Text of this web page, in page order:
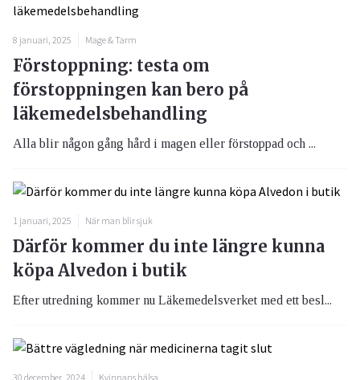
8 januari, 2025 Mage & Tarm
Förstoppning: testa om
förstoppningen kan bero på
läkemedelsbehandling
Alla blir någon gång hård i magen eller förstoppad och ...
1 januari, 2025 När man blir sjuk
Därför kommer du inte längre kunna
köpa Alvedon i butik
Efter utredning kommer nu Läkemedelsverket med ett besl...
30 december, 2024 Kvinnans hälsa